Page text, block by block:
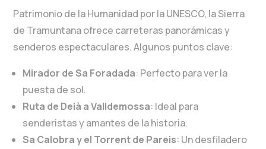
Patrimonio de la Humanidad por la UNESCO, la Sierra
de Tramuntana ofrece carreteras panorámicas y
senderos espectaculares. Algunos puntos clave:
Mirador de Sa Foradada: Perfecto para ver la
puesta de sol.
Ruta de Deià a Valldemossa: Ideal para
senderistas y amantes de la historia.
Sa Calobra y el Torrent de Pareis: Un desfiladero